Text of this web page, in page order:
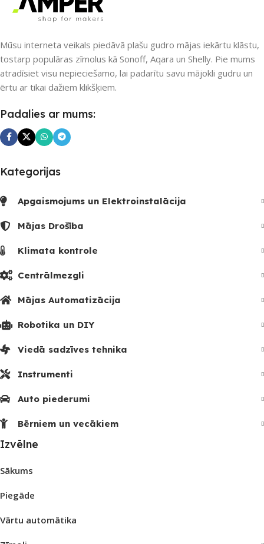
Bluetooth
PIEEJAMS UZREIZ
SKAITS
5
Mūsu interneta veikals piedāvā plašu gudro mājas iekārtu klāstu,
tostarp populāras zīmolus kā Sonoff, Aqara un Shelly. Pie mums
atradīsiet visu nepieciešamo, lai padarītu savu mājokli gudru un
ērtu ar tikai dažiem klikšķiem.
Padalies ar mums:
Kategorijas
Apgaismojums un Elektroinstalācija
Mājas Drošība
Klimata kontrole
Centrālmezgli
Mājas Automatizācija
Robotika un DIY
Viedā sadzīves tehnika
Instrumenti
Auto piederumi
Bērniem un vecākiem
Izvēlne
Sākums
Piegāde
Vārtu automātika